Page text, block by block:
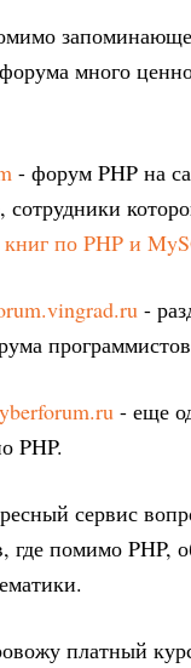
много
- форум PHP на
сотрудники
книг по PHP и
-
- еще
PHP.
сервис
где помимо PHP,
платный